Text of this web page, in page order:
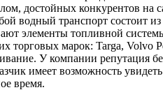
достойных конкурентов на
транспорт состоит из
элементы топливной
торговых марок: Targa, Volvo
У компании репутация
имеет возможность
время.